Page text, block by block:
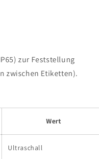
zur Feststellung
zwischen Etiketten).
Wert
Ultraschall